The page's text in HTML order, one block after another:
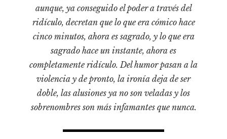
Libros usados
Literatura
Medioambiente
Narrativas visuales
Pensamiento
Pensamiento ilustrado
Personaje
aunque, ya conseguido el poder a través del
ridículo, decretan que lo que era cómico hace
cinco minutos, ahora es sagrado, y lo que era
sagrado hace un instante, ahora es
completamente ridículo. Del humor pasan a la
violencia y de pronto, la ironía deja de ser
doble, las alusiones ya no son veladas y los
sobrenombres son más infamantes que nunca.